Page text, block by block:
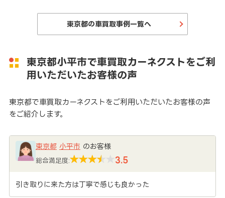
東京都の車買取事例一覧へ
東京都小平市で車買取カーネクストをご利
用いただいたお客様の声
東京都で車買取カーネクストをご利用いただいたお客様の声
をご紹介します。
東京都 小平市 のお客様
総合満足度: 3.5
引き取りに来た方は丁寧で感じも良かった